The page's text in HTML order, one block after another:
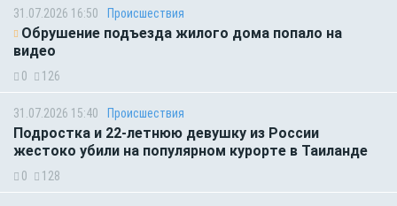
31.07.2026 16:50 Происшествия
Обрушение подъезда жилого дома попало на
видео
0 126
31.07.2026 15:40 Происшествия
Подростка и 22-летнюю девушку из России
жестоко убили на популярном курорте в Таиланде
0 128